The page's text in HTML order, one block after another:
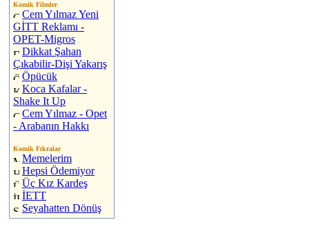
Komik Filmler
Cem Yılmaz Yeni
GİTT Reklamı -
OPET-Migros
Dikkat Şahan
Çıkabilir-Dişi Yakarış
Öpücük
Koca Kafalar -
Shake It Up
Cem Yılmaz - Opet
- Arabanın Hakkı
Komik Fıkralar
Memelerim
Hepsi Ödemiyor
Üç Kız Kardeş
İETT
Seyahatten Dönüş